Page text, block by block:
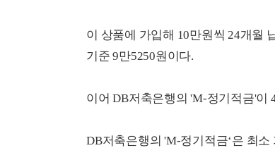
이 상품에 가입해 10만원씩 24개월
기준 9만5250원이다.
이어 DB저축은행의 'M-정기적금'이
DB저축은행의 'M-정기적금‘은 최